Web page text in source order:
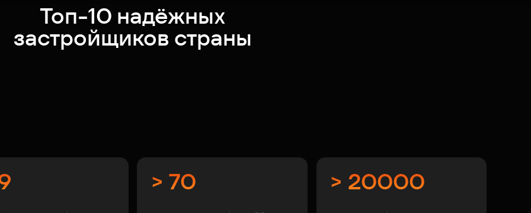
Топ-10 надёжных
застройщиков страны
> 70 > 20000